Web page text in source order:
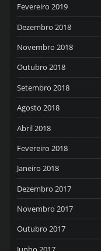
Fevereiro 2019
Dezembro 2018
Novembro 2018
Outubro 2018
Setembro 2018
Agosto 2018
Abril 2018
Fevereiro 2018
Janeiro 2018
Dezembro 2017
Novembro 2017
Outubro 2017